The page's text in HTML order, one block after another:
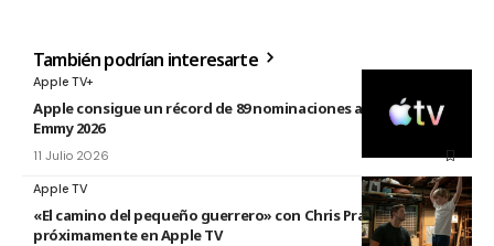
También podrían interesarte
Apple TV+
Apple consigue un récord de 89 nominaciones a los premios
Emmy 2026
11 Julio 2026
Apple TV
«El camino del pequeño guerrero» con Chris Pratt
próximamente en Apple TV